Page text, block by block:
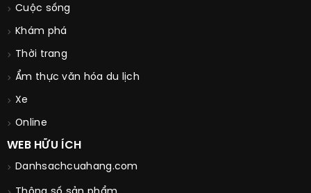
Cuộc sống
Khám phá
Thời trang
Ẩm thực văn hóa du lịch
Xe
Online
WEB HỮU ÍCH
Danhsachcuahang.com